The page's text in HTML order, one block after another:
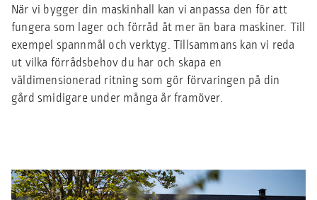
När vi bygger din maskinhall kan vi anpassa den för att
fungera som lager och förråd åt mer än bara maskiner. Till
exempel spannmål och verktyg. Tillsammans kan vi reda
ut vilka förrådsbehov du har och skapa en
väldimensionerad ritning som gör förvaringen på din
gård smidigare under många år framöver.